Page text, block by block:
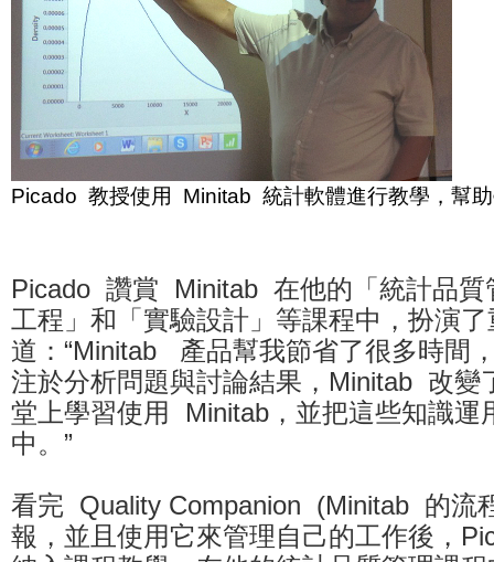
Picado 教授使用 Minitab 統計軟體進行教學，幫
Picado 讚賞 Minitab 在他的「統計品質
工程」和「實驗設計」等課程中，扮演
道：“Minitab 產品幫我節省了很多時間
注於分析問題與討論結果，Minitab 改變
堂上學習使用 Minitab，並把這些知識運
中。”
看完 Quality Companion (Minitab 的流
報，並且使用它來管理自己的工作後，